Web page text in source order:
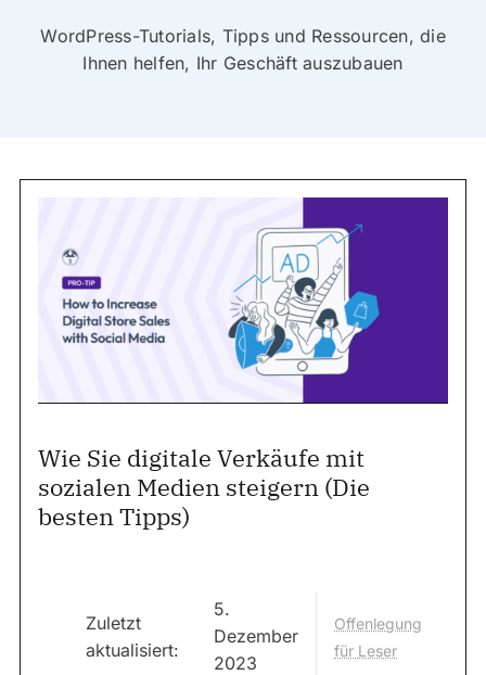
WordPress-Tutorials, Tipps und Ressourcen, die
Ihnen helfen, Ihr Geschäft auszubauen
Wie Sie digitale Verkäufe mit
sozialen Medien steigern (Die
besten Tipps)
Zuletzt
aktualisiert:
5.
Dezember
2023
Offenlegung
für Leser